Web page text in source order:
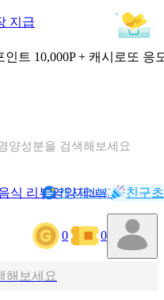
지급
인트 10,000P + 캐시로또 응
어트 음식 검색해보세요
식 리뷰영양제NEW기록
캐시리뷰 친구
0 0
해보세요
해보세요